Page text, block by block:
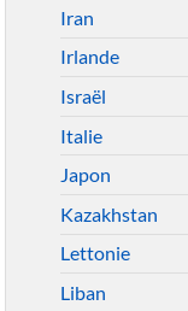
Iran
Irlande
Israël
Italie
Japon
Kazakhstan
Lettonie
Liban